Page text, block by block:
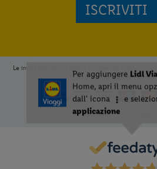
ISCRIVITI
Le immagini hanno valore puramente illustrativo;
essere soggetti a